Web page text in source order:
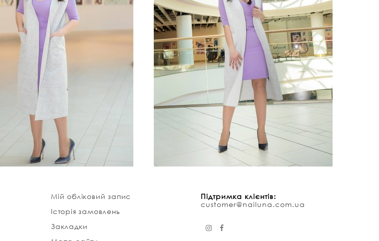
Мій обліковий запис
Історія замовлень
Закладки
Підтримка клієнтів:
customer@nailuna.com.ua